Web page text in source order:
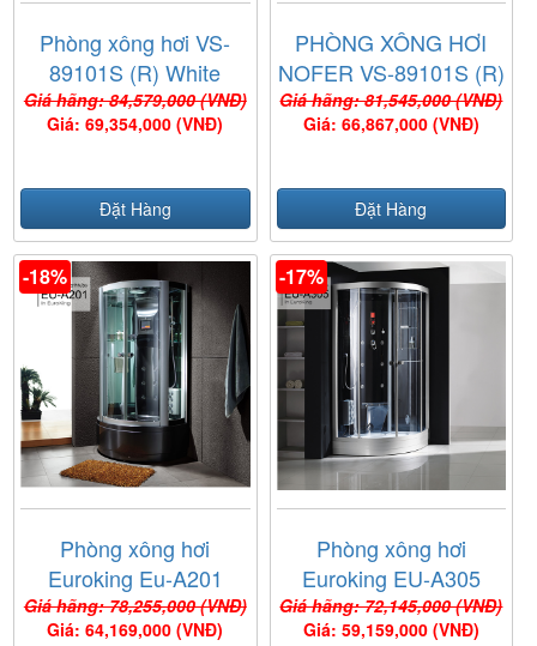
Phòng xông hơi VS-
89101S (R) White
Giá hãng: 84,579,000 (VNĐ)
Giá: 69,354,000 (VNĐ)
Đặt Hàng
PHÒNG XÔNG HƠI
NOFER VS-89101S (R)
BLACK
Giá hãng: 81,545,000 (VNĐ)
Giá: 66,867,000 (VNĐ)
Đặt Hàng
-18%
Phòng xông hơi
Euroking Eu-A201
Black
Giá hãng: 78,255,000 (VNĐ)
Giá: 64,169,000 (VNĐ)
-17%
Phòng xông hơi
Euroking EU-A305
Giá hãng: 72,145,000 (VNĐ)
Giá: 59,159,000 (VNĐ)